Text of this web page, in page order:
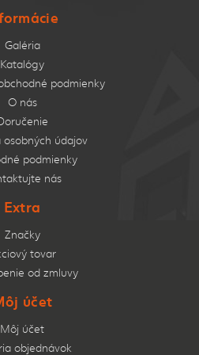
Galéria
Katalógy
podmienky
O nás
údajov
podmienky
nás
Extra
Značky
tovar
od zmluvy
účet
Môj účet
objednávok